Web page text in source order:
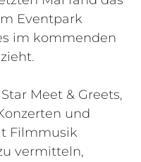
Eventpark
im kommenden
Meet & Greets,
und
Filmmusik
vermitteln,